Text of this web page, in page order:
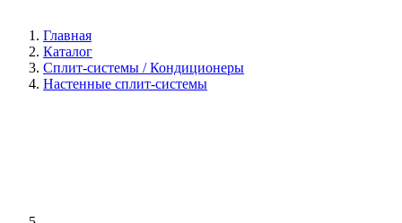
Главная
Каталог
Сплит-системы / Кондиционеры
Настенные сплит-системы